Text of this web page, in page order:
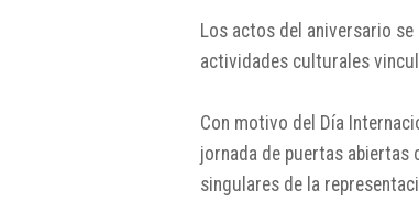
Los actos del aniversario
actividades culturales
Con motivo del Día
jornada de puertas abiertas
singulares de la